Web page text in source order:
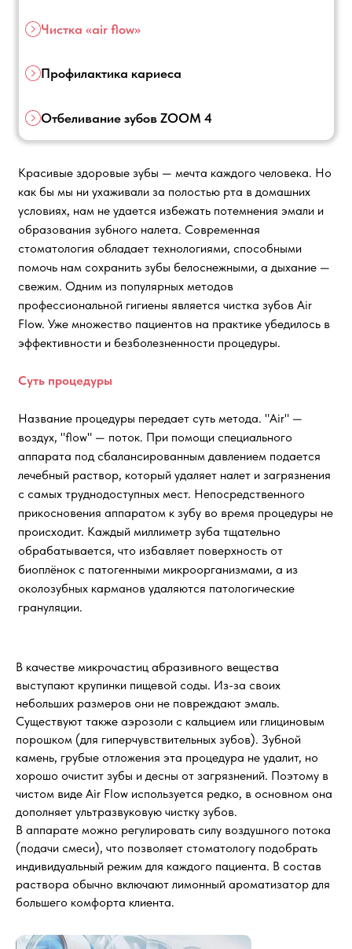
Чистка «air flow»
Профилактика кариеса
Отбеливание зубов ZOOM 4
Красивые здоровые зубы — мечта каждого человека. Но
как бы мы ни ухаживали за полостью рта в домашних
условиях, нам не удается избежать потемнения эмали и
образования зубного налета. Современная
стоматология обладает технологиями, способными
помочь нам сохранить зубы белоснежными, а дыхание —
свежим. Одним из популярных методов
профессиональной гигиены является чистка зубов Air
Flow. Уже множество пациентов на практике убедилось в
эффективности и безболезненности процедуры.
Суть процедуры
Название процедуры передает суть метода. "Air" —
воздух, "flow" — поток. При помощи специального
аппарата под сбалансированным давлением подается
лечебный раствор, который удаляет налет и загрязнения
с самых труднодоступных мест. Непосредственного
прикосновения аппаратом к зубу во время процедуры не
происходит. Каждый миллиметр зуба тщательно
обрабатывается, что избавляет поверхность от
биоплёнок с патогенными микроорганизмами, а из
околозубных карманов удаляются патологические
грануляции.
В качестве микрочастиц абразивного вещества
выступают крупинки пищевой соды. Из-за своих
небольших размеров они не повреждают эмаль.
Существуют также аэрозоли с кальцием или глициновым
порошком (для гиперчувствительных зубов). Зубной
камень, грубые отложения эта процедура не удалит, но
хорошо очистит зубы и десны от загрязнений. Поэтому в
чистом виде Air Flow используется редко, в основном она
дополняет ультразвуковую чистку зубов.
В аппарате можно регулировать силу воздушного потока
(подачи смеси), что позволяет стоматологу подобрать
индивидуальный режим для каждого пациента. В состав
раствора обычно включают лимонный ароматизатор для
большего комфорта клиента.